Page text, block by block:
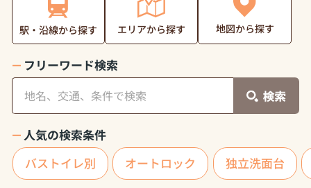
駅・沿線から探す エリアから探す 地図から探す
フリーワード検索
人気の検索条件
バストイレ別
オートロック 独立洗面台